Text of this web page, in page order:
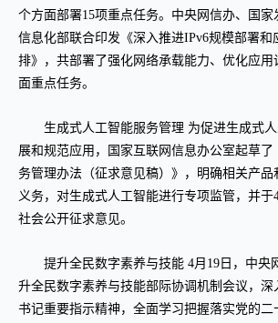
个方面部署15项重点任务。中央网信办、国家
信息化部联合印发《深入推进IPv6规模部署和
排》，共部署了强化网络承载能力、优化应
面重点任务。
生成式人工智能服务管理 为促进生成式人
展和规范应用，国家互联网信息办公室起草了
务管理办法（征求意见稿）》，明确相关产品
义务，对生成式人工智能进行专项监管，并于
社会公开征求意见。
提升全民数字素养与技能 4月19日，中央
升全民数字素养与技能部际协调机制会议，深
书记重要指示精神，全面学习把握落实党的